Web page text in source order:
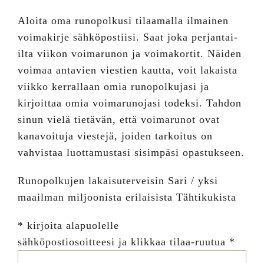
Aloita oma runopolkusi tilaamalla ilmainen
voimakirje sähköpostiisi. Saat joka perjantai-
ilta viikon voimarunon ja voimakortit. Näiden
voimaa antavien viestien kautta, voit lakaista
viikko kerrallaan omia runopolkujasi ja
kirjoittaa omia voimarunojasi todeksi. Tahdon
sinun vielä tietävän, että voimarunot ovat
kanavoituja viestejä, joiden tarkoitus on
vahvistaa luottamustasi sisimpäsi opastukseen.
Runopolkujen lakaisuterveisin Sari / yksi
maailman miljoonista erilaisista Tähtikukista
* kirjoita alapuolelle
sähköpostiosoitteesi ja klikkaa tilaa-ruutua *